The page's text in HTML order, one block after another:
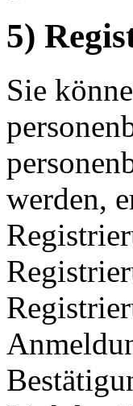
5)
Sie
werden,